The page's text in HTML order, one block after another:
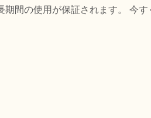
期間の使用が保証されます。 今